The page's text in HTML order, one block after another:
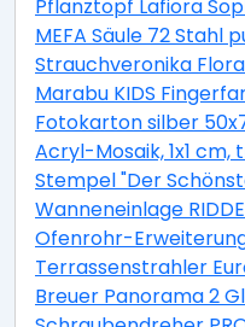
Pflanztopf Lafiora
MEFA Säule 72 Stahl
Strauchveronika
Marabu KIDS
Fotokarton silber
Acryl-Mosaik, 1x1
Stempel "Der
Wanneneinlage
Ofenrohr-
Terrassenstrahler
Breuer Panorama 2